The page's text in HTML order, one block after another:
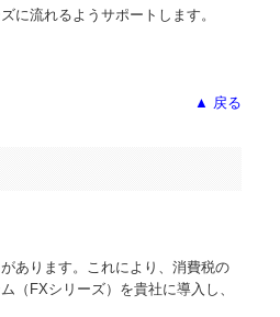
に流れるようサポートします。
▲ 戻る
あります。これにより、消費税の
（FXシリーズ）を貴社に導入し、